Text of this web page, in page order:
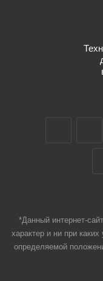
*Данный интернет-
характер и ни при
определяемой